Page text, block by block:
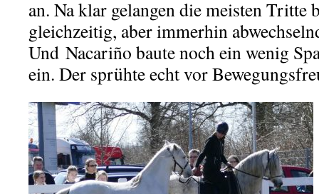
an. Na klar gelangen die meisten Tritte
gleichzeitig, aber immerhin
Und Nacariño baute noch ein wenig
ein. Der sprühte echt vor